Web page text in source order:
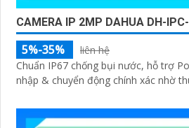
CAMERA IP 2MP DAHUA DH-
5%-35%
liên hệ
Chuẩn IP67 chống bụi nước, hỗ trợ
nhập & chuyển động chính xác nhờ